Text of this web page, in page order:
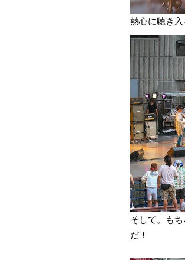
熱心に聴き
そして。も
だ！